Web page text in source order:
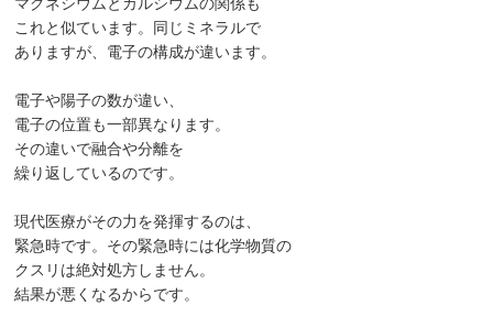
これと似ています。同じミネラルで
ありますが、電子の構成が違います。
電子や陽子の数が違い、
電子の位置も一部異なります。
その違いで融合や分離を
繰り返しているのです。
現代医療がその力を発揮するのは、
緊急時です。その緊急時には化学物質の
クスリは絶対処方しません。
結果が悪くなるからです。